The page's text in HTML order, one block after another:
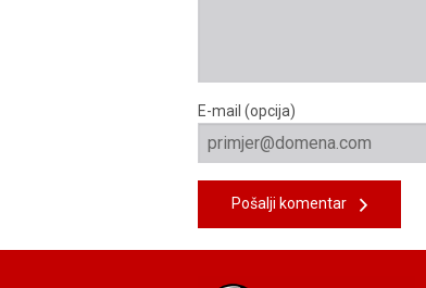
E-mail (opcija)
Pošalji komentar